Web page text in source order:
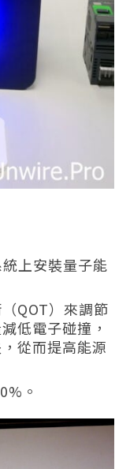
上安裝量子能
QOT）來調節
低電子碰撞，
從而提高能源
。